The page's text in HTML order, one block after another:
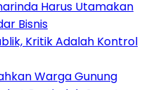
Harus Utamakan
Bisnis
Kritik Adalah Kontrol
Warga Gunung